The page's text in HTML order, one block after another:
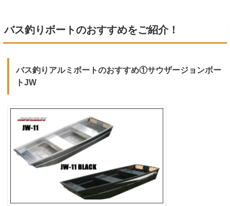
バス釣りボートのおすすめをご紹介！
バス釣りアルミボートのおすすめ①サウザージョンボー
トJW